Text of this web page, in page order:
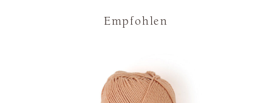
Empfohlen